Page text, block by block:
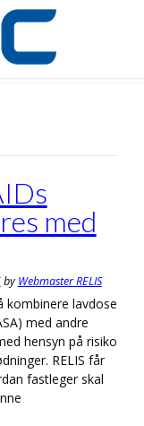
med
byWebmaster RELIS
kombinere lavdose
med andre
hensyn på risiko
RELIS får
fastleger skal